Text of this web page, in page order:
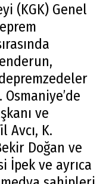
(KGK) Genel
ve
K.
Doğan ve
İpek ve ayrıca